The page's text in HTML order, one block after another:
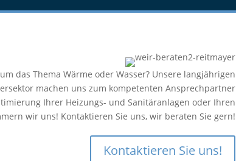
das Thema Wärme oder Wasser? Unsere langjährigen
machen uns zum kompetenten Ansprechpartner
Ihrer Heizungs- und Sanitäranlagen oder Ihren
wir uns! Kontaktieren Sie uns, wir beraten Sie gern!
Kontaktieren Sie uns!